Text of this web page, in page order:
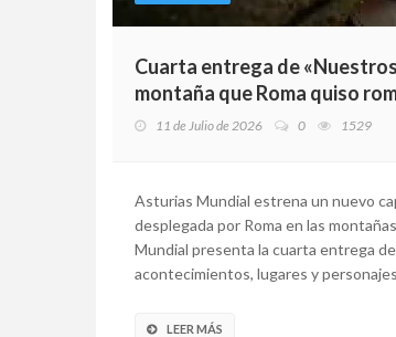
Cuarta entrega de
montaña que Roma quiso
11 de Julio de 2026 0 1529
Asturias Mundial estrena un nuevo
desplegada por Roma en las
Mundial presenta la cuarta entrega
acontecimientos, lugares y
LEER MÁS